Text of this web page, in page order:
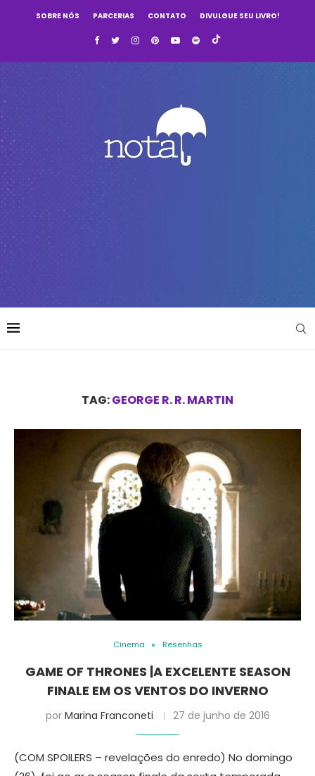
SOBRE NÓS PARCERIAS CONTATO DIVULGUE SEU LIVRO!
TAG:GEORGE R. R. MARTIN
Cinema Resenhas
GAME OF THRONES |A EXCELENTE SEASON
FINALE EM OS VENTOS DO INVERNO
por Marina Franconeti 27 de junho de 2016
(COM SPOILERS – revelações do enredo) No domingo